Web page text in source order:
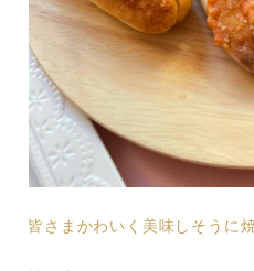
皆さまかわいく美味しそうに